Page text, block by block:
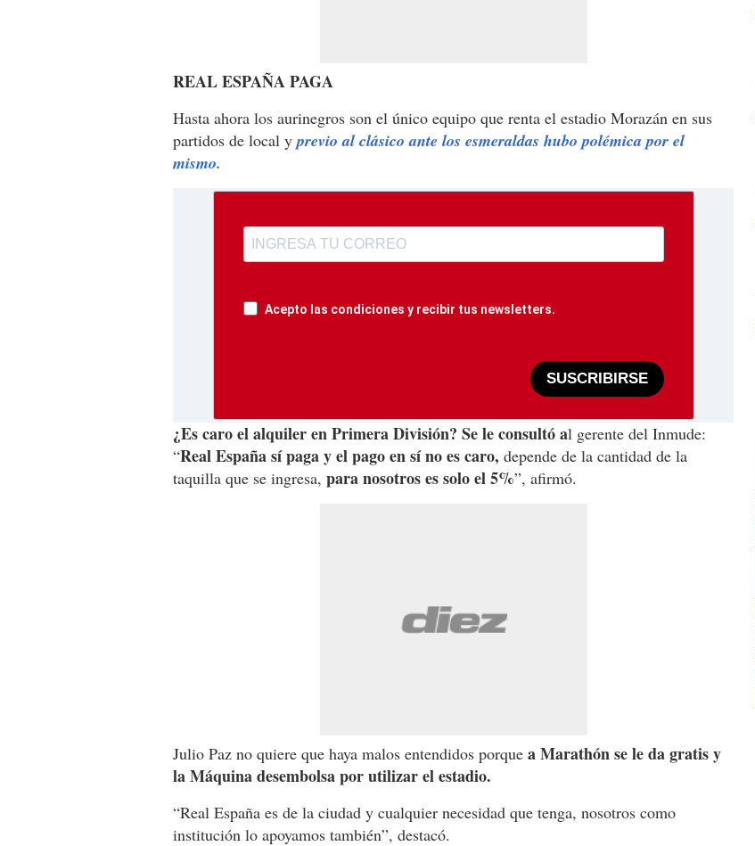
REAL ESPAÑA PAGA
Hasta ahora los aurinegros son el único equipo que renta el estadio Morazán en sus
partidos de local y previo al clásico ante los esmeraldas hubo polémica por el
mismo.
Acepto las condiciones y recibir tus newsletters.
SUSCRIBIRSE
¿Es caro el alquiler en Primera División? Se le consultó al gerente del Inmude:
“Real España sí paga y el pago en sí no es caro, depende de la cantidad de la
taquilla que se ingresa, para nosotros es solo el 5%”, afirmó.
Julio Paz no quiere que haya malos entendidos porque a Marathón se le da gratis y
la Máquina desembolsa por utilizar el estadio.
“Real España es de la ciudad y cualquier necesidad que tenga, nosotros como
institución lo apoyamos también”, destacó.